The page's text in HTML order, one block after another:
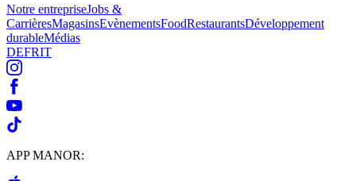
Notre entrepriseJobs &
CarrièresMagasinsEvènementsFoodRestaurantsDéveloppement
durableMédias
DEFRIT
APP MANOR: